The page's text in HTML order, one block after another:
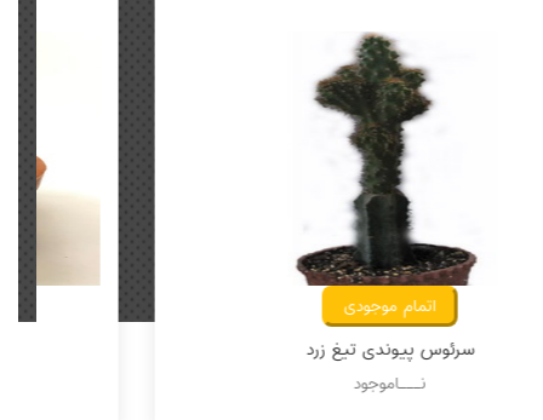
اتمام موجودی
سرئوس پیوندی تیغ زرد